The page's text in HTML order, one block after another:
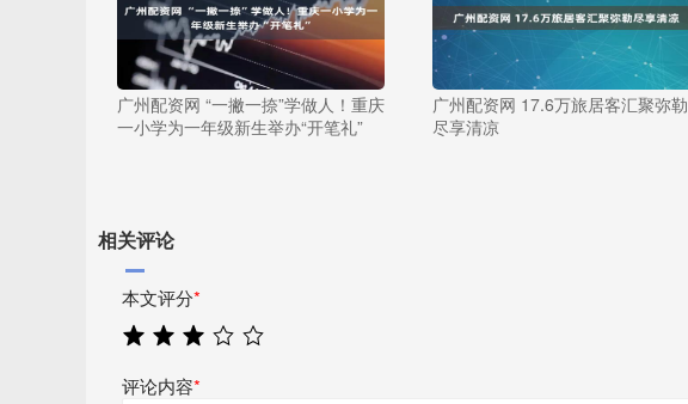
广州配资网 “一撇一捺”学做人！重庆
一小学为一年级新生举办“开笔礼”
广州配资网 17.6万旅居客汇聚弥勒
尽享清凉
相关评论
本文评分*
评论内容*